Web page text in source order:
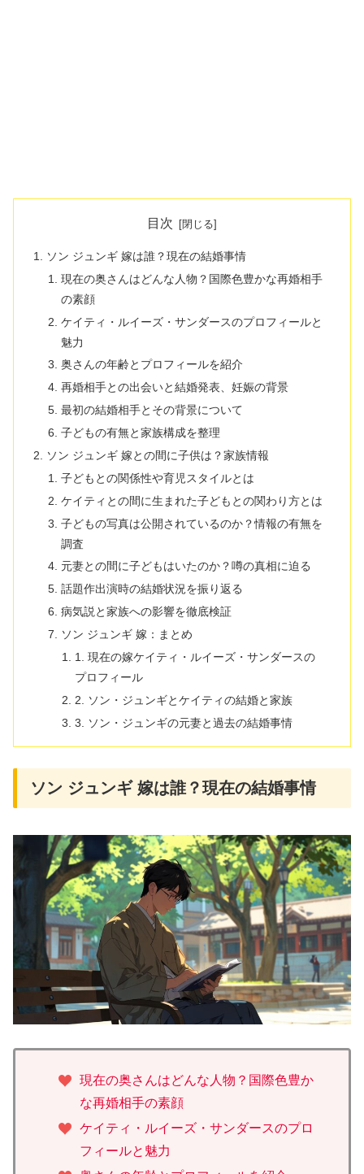
目次
ソン ジュンギ 嫁は誰？現在の結婚事情
現在の奥さんはどんな人物？国際色豊かな再婚相手
の素顔
ケイティ・ルイーズ・サンダースのプロフィールと
魅力
奥さんの年齢とプロフィールを紹介
再婚相手との出会いと結婚発表、妊娠の背景
最初の結婚相手とその背景について
子どもの有無と家族構成を整理
ソン ジュンギ 嫁との間に子供は？家族情報
子どもとの関係性や育児スタイルとは
ケイティとの間に生まれた子どもとの関わり方とは
子どもの写真は公開されているのか？情報の有無を
調査
元妻との間に子どもはいたのか？噂の真相に迫る
話題作出演時の結婚状況を振り返る
病気説と家族への影響を徹底検証
ソン ジュンギ 嫁：まとめ
1. 現在の嫁ケイティ・ルイーズ・サンダースの
プロフィール
2. ソン・ジュンギとケイティの結婚と家族
3. ソン・ジュンギの元妻と過去の結婚事情
ソン ジュンギ 嫁は誰？現在の結婚事情
現在の奥さんはどんな人物？国際色豊か
な再婚相手の素顔
ケイティ・ルイーズ・サンダースのプロ
フィールと魅力